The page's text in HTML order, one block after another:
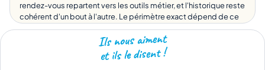
rendez-vous repartent vers les outils métier, et l'historique reste
cohérent d'un bout à l'autre. Le périmètre exact dépend de ce
qu'on connecte ; le principe, lui, est constant : une seule source
de vérité par donnée, pas trois copies divergentes.
Ils nous aiment
et ils le disent !